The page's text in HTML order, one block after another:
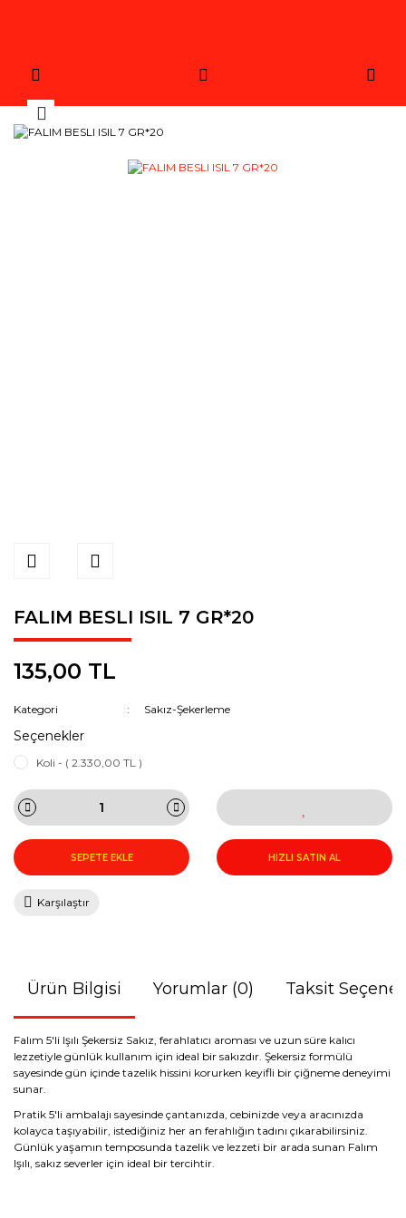
FALIM BESLI ISIL 7 GR*20
135,00 TL
Kategori Sakız-Şekerleme
Seçenekler
Koli - ( 2.330,00 TL )
SEPETE EKLE HIZLI SATIN AL
Karşılaştır
Ürün Bilgisi Yorumlar (0) Taksit
Falım 5'li Işılı Şekersiz Sakız, ferahlatıcı aroması ve uzun süre kalıcı
lezzetiyle günlük kullanım için ideal bir sakızdır. Şekersiz formülü
sayesinde gün içinde tazelik hissini korurken keyifli bir çiğneme deneyimi
sunar.
Pratik 5'li ambalajı sayesinde çantanızda, cebinizde veya aracınızda
kolayca taşıyabilir, istediğiniz her an ferahlığın tadını çıkarabilirsiniz.
Günlük yaşamın temposunda tazelik ve lezzeti bir arada sunan Falım
Işılı, sakız severler için ideal bir tercihtir.